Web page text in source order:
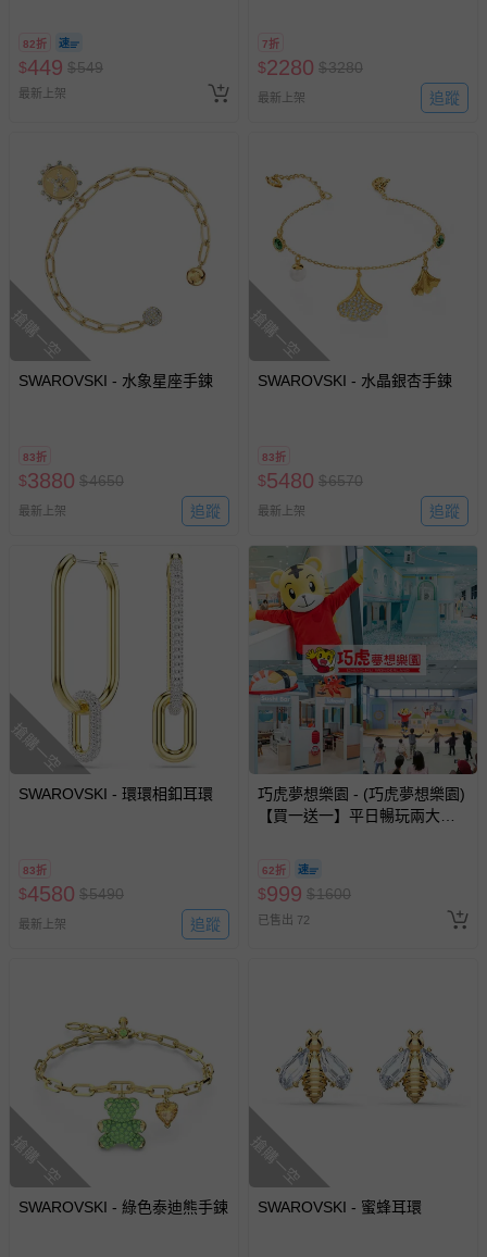
82折
$449 $549
最新上架
7折
$2280 $3280
最新上架 追蹤
搶購一空
SWAROVSKI - 水象星座手鍊
83折
$3880 $4650
最新上架 追蹤
搶購一空
SWAROVSKI - 水晶銀杏手鍊
83折
$5480 $6570
最新上架 追蹤
搶購一空
SWAROVSKI - 環環相釦耳環
83折
$4580 $5490
最新上架 追蹤
巧虎夢想樂園 - (巧虎夢想樂園)
【買一送一】平日暢玩兩大一
2026/10/16 正券逾期視同現金
券使用
62折
$999 $1600
已售出 72
搶購一空
SWAROVSKI - 綠色泰迪熊手鍊
搶購一空
SWAROVSKI - 蜜蜂耳環